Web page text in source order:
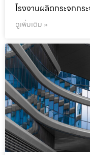
โรงงานผลิตกระจกกร
ดูเพิ่มเติม »